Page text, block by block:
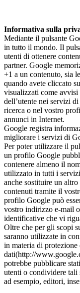
Informativa sulla
Mediante il pulsante
in tutto il mondo. Il
utenti di ottenere
partner. Google
+1 a un contenuto, sia
quando avete cliccato
visualizzati come
dell’utente nei servizi
ricerca o nel vostro
annunci in Internet.
Google registra
migliorare i servizi di
Per poter utilizzare il
un profilo Google
contenere almeno il
utilizzato in tutti i
anche sostituire un
contenuti tramite il
profilo Google può
vostro indirizzo e-mail
identificative che vi
Oltre che per gli scopi
saranno utilizzate in
in materia di protezione
dati(http://
potrebbe pubblicare
utenti o condividere tali
ad esempio, editori,